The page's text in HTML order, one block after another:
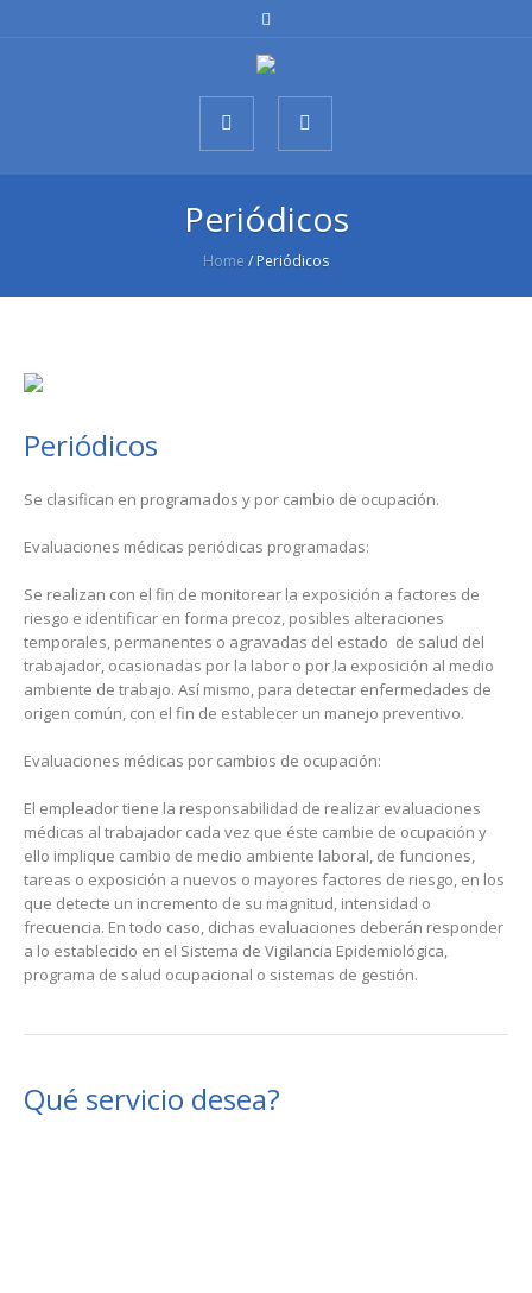
Periódicos
Home / Periódicos
Periódicos
Se clasifican en programados y por cambio de ocupación.
Evaluaciones médicas periódicas programadas:
Se realizan con el fin de monitorear la exposición a factores de
riesgo e identificar en forma precoz, posibles alteraciones
temporales, permanentes o agravadas del estado de salud del
trabajador, ocasionadas por la labor o por la exposición al medio
ambiente de trabajo. Así mismo, para detectar enfermedades de
origen común, con el fin de establecer un manejo preventivo.
Evaluaciones médicas por cambios de ocupación:
El empleador tiene la responsabilidad de realizar evaluaciones
médicas al trabajador cada vez que éste cambie de ocupación y
ello implique cambio de medio ambiente laboral, de funciones,
tareas o exposición a nuevos o mayores factores de riesgo, en los
que detecte un incremento de su magnitud, intensidad o
frecuencia. En todo caso, dichas evaluaciones deberán responder
a lo establecido en el Sistema de Vigilancia Epidemiológica,
programa de salud ocupacional o sistemas de gestión.
Qué servicio desea?